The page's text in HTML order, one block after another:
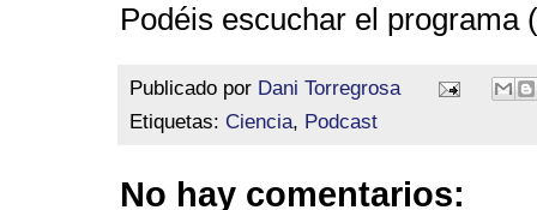
Podéis escuchar el programa
Publicado por Dani Torregrosa
Etiquetas: Ciencia, Podcast
No hay comentarios: